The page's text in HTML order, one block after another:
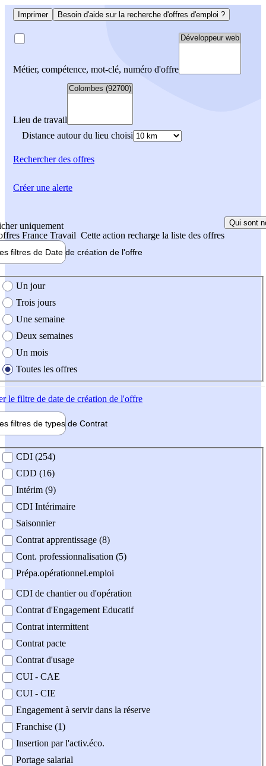
Imprimer Besoin d'aide sur la recherche d'offres d'emploi ?
Métier, compétence, mot-clé, numéro d'offre
Lieu de travail
Distance autour du lieu choisi
Rechercherdes offres
uniquement
France Travail Cette action recharge la liste des offres
Qui sont
filtres de Date de création de l'offre
création de l'offre
Un jour
Trois jours
Une semaine
Deux semaines
Un mois
Toutes les offres
le filtre de date de création de l'offre
filtres de types de Contrat
contrat
CDI (254)
CDD (16)
Intérim (9)
CDI Intérimaire
Saisonnier
Contrat apprentissage (8)
Cont. professionnalisation (5)
Prépa.opérationnel.emploi
CDI de chantier ou d'opération
Contrat d'Engagement Educatif
Contrat intermittent
Contrat pacte
Contrat d'usage
CUI - CAE
CUI - CIE
Engagement à servir dans la réserve
Franchise (1)
Insertion par l'activ.éco.
Portage salarial
Créer une alerte